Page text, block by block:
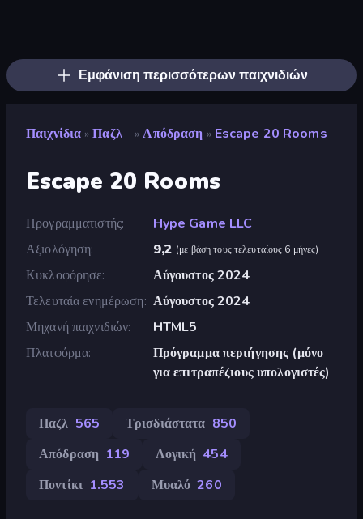
Εμφάνιση περισσότερων παιχνιδιών
Παιχνίδια » Παζλ » Απόδραση » Escape 20 Rooms
Escape 20 Rooms
Προγραμματιστής
Hype Game LLC
Αξιολόγηση
9,2 (με βάση τους τελευταίους 6 μήνες)
Κυκλοφόρησε
Αύγουστος 2024
Τελευταία ενημέρωση Αύγουστος 2024
Μηχανή παιχνιδιών
HTML5
Πλατφόρμα
Πρόγραμμα περιήγησης (μόνο
για επιτραπέζιους υπολογιστές)
Παζλ 565 Τρισδιάστατα 850
Απόδραση 119 Λογική 454
Ποντίκι 1.553 Μυαλό 260